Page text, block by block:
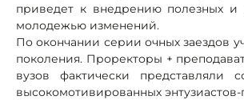
приведет к внедрению полезных и
молодежью изменений.
По окончании серии очных заездов
поколения. Проректоры +
вузов фактически представляли
высокомотивированных